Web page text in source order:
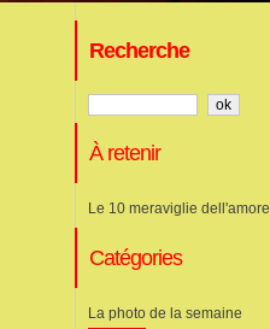
Recherche
À retenir
Le 10 meraviglie dell'amore
Catégories
La photo de la semaine